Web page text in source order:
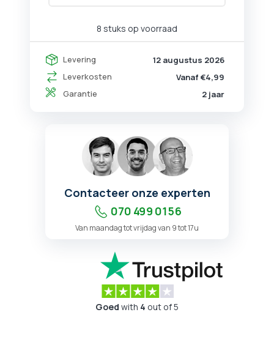
8 stuks op voorraad
Levering
12 augustus 2026
Leverkosten
Vanaf €4,99
Garantie
2 jaar
Contacteer onze experten
070 499 01 56
Van maandag tot vrijdag van 9 tot 17u
Goed with 4 out of 5